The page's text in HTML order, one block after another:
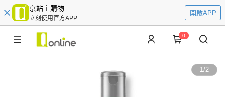
京站ｉ購物
立刻使用官方APP
開啟APP
0
1/2